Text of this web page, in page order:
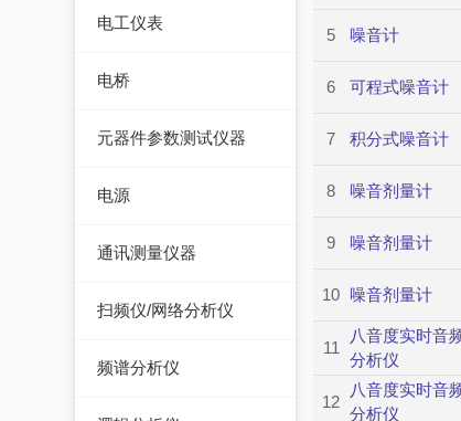
脉冲信号发生器
噪声信号发生器
电工仪表
电桥
电容测量仪
电阻测量仪
元器件参数测试仪器
线圈/线材测试仪
高斯计
电源
可编程交流电源
通讯测量仪器
扫频仪/网络分析仪
频谱分析仪
5 噪音计
6 可程式噪音计
7 积分式噪音计
8 噪音剂量计
9 噪音剂量计
10 噪音剂量计
11
八音度实时音
分析仪
12
八音度实时音
分析仪